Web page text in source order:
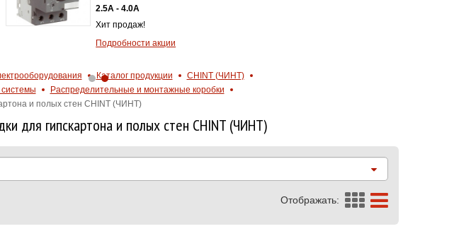
2.5A - 4.0А
Хит продаж!
Подробности акции
Каталог продукции
CHINT (ЧИНТ)
Распределительные и монтажные коробки
и полых стен CHINT (ЧИНТ)
для гипскартона и полых стен CHINT (ЧИНТ)
Отображать: